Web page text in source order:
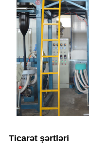
Ticarət şərtləri